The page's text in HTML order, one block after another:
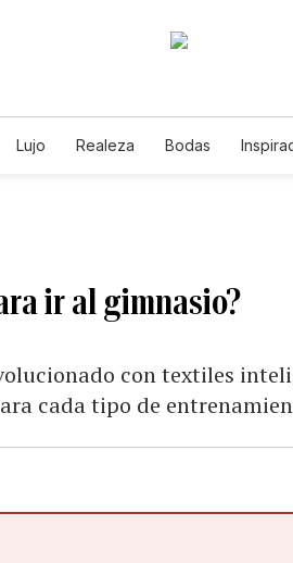
Lujo Realeza Bodas
ir al gimnasio?
con textiles
cada tipo de